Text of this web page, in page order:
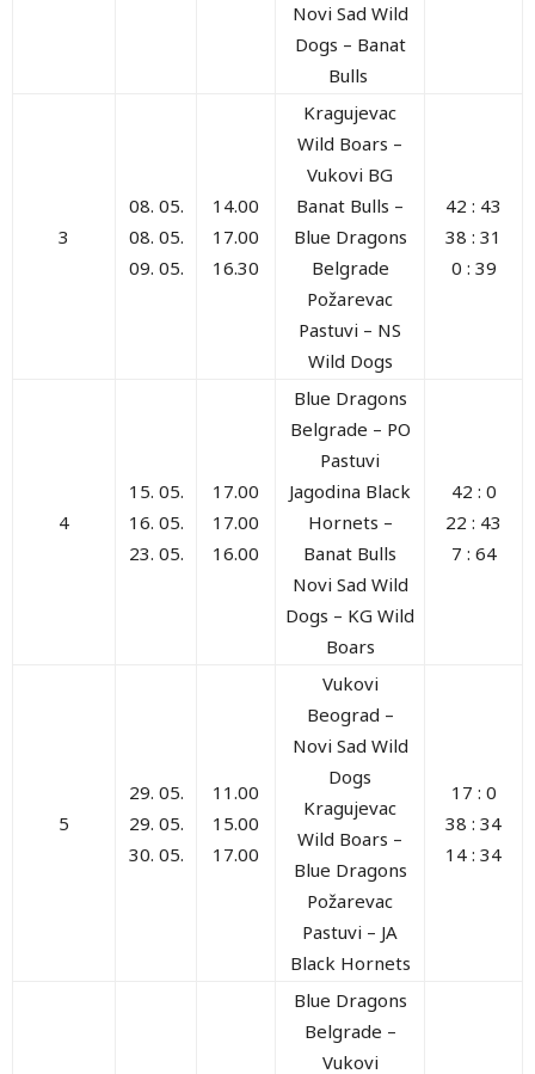
Novi Sad Wild
Dogs – Banat
Bulls
3
08. 05.
08. 05.
09. 05.
14.00
17.00
16.30
Kragujevac
Wild Boars –
Vukovi BG
Banat Bulls –
Blue Dragons
Belgrade
Požarevac
Pastuvi – NS
Wild Dogs
42 : 43
38 : 31
0 : 39
4
15. 05.
16. 05.
23. 05.
17.00
17.00
16.00
Blue Dragons
Belgrade – PO
Pastuvi
Jagodina Black
Hornets –
Banat Bulls
Novi Sad Wild
Dogs – KG Wild
Boars
42 : 0
22 : 43
7 : 64
5
29. 05.
29. 05.
30. 05.
11.00
15.00
17.00
Vukovi
Beograd –
Novi Sad Wild
Dogs
Kragujevac
Wild Boars –
Blue Dragons
Požarevac
Pastuvi – JA
Black Hornets
17 : 0
38 : 34
14 : 34
Blue Dragons
Belgrade –
Vukovi